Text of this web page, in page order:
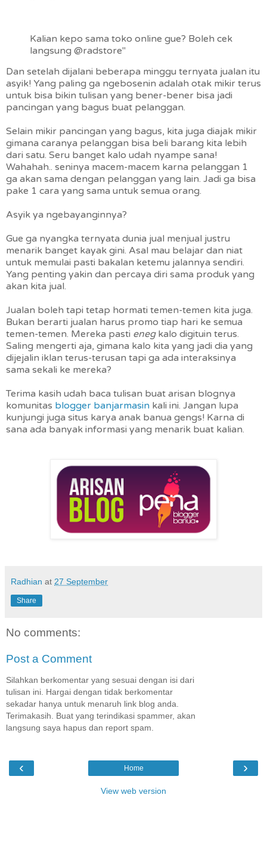
Kalian kepo sama toko online gue? Boleh cek
langsung @radstore"
Dan setelah dijalani beberapa minggu ternyata jualan itu
asyik! Yang paling ga ngebosenin adalah otak mikir terus
untuk bisa bikin tulisan yang bener-bener bisa jadi
pancingan yang bagus buat pelanggan.
Selain mikir pancingan yang bagus, kita juga diajak mikir
gimana caranya pelanggan bisa beli barang kita lebih
dari satu. Seru banget kalo udah nyampe sana!
Wahahah.. seninya macem-macem karna pelanggan 1
ga akan sama dengan pelanggan yang lain. Jadi ga bisa
pake 1 cara yang sama untuk semua orang.
Asyik ya ngebayanginnya?
Gue ga nyangka ternyata dunia jual menjual justru
menarik banget kayak gini. Asal mau belajar dan niat
untuk memulai pasti bakalan ketemu jalannya sendiri.
Yang penting yakin dan percaya diri sama produk yang
akan kita jual.
Jualan boleh tapi tetap hormati temen-temen kita juga.
Bukan berarti jualan harus promo tiap hari ke semua
temen-temen. Mereka pasti eneg kalo digituin terus.
Saling mengerti aja, gimana kalo kita yang jadi dia yang
dijejalin iklan terus-terusan tapi ga ada interaksinya
sama sekali ke mereka?
Terima kasih udah baca tulisan buat arisan blognya
komunitas blogger banjarmasin kali ini. Jangan lupa
kunjungi juga situs karya anak banua gengs! Karna di
sana ada banyak informasi yang menarik buat kalian.
Radhian at 27 September
Share
No comments:
Post a Comment
Silahkan berkomentar yang sesuai dengan isi dari
tulisan ini. Hargai dengan tidak berkomentar
sekadar hanya untuk menaruh link blog anda.
Terimakasih. Buat yang terindikasi spammer, akan
langsung saya hapus dan report spam.
‹ ›
Home
View web version